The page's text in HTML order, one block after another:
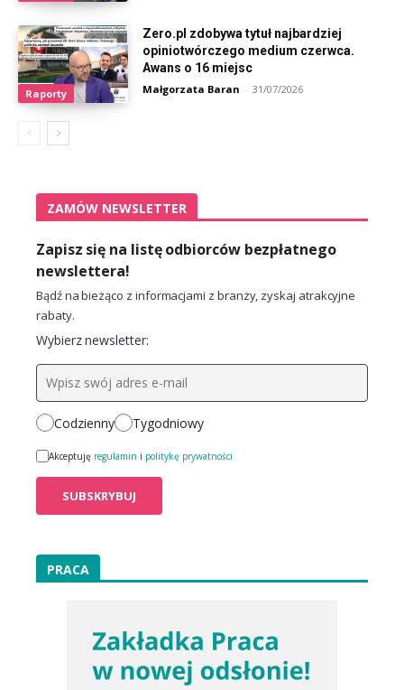
Raporty
Zero.pl zdobywa tytuł najbardziej
opiniotwórczego medium czerwca.
Awans o 16 miejsc
Małgorzata Baran - 31/07/2026
ZAMÓW NEWSLETTER
Zapisz się na listę odbiorców bezpłatnego
newslettera!
Bądź na bieżąco z informacjami z branży, zyskaj atrakcyjne
rabaty.
Wybierz newsletter:
Codzienny Tygodniowy
Akceptuję regulamin i politykę prywatności
PRACA